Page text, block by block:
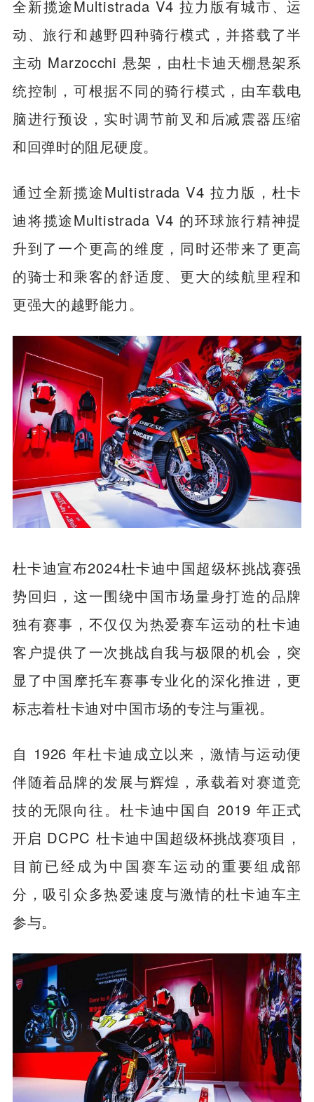
全新揽途Multistrada V4 拉力版有城市、运
动、旅行和越野四种骑行模式，并搭载了半
主动 Marzocchi 悬架，由杜卡迪天棚悬架系
统控制，可根据不同的骑行模式，由车载电
脑进行预设，实时调节前叉和后减震器压缩
和回弹时的阻尼硬度。
通过全新揽途Multistrada V4 拉力版，杜卡
迪将揽途Multistrada V4 的环球旅行精神提
升到了一个更高的维度，同时还带来了更高
的骑士和乘客的舒适度、更大的续航里程和
更强大的越野能力。
杜卡迪宣布2024杜卡迪中国超级杯挑战赛强
势回归，这一围绕中国市场量身打造的品牌
独有赛事，不仅仅为热爱赛车运动的杜卡迪
客户提供了一次挑战自我与极限的机会，突
显了中国摩托车赛事专业化的深化推进，更
标志着杜卡迪对中国市场的专注与重视。
自 1926 年杜卡迪成立以来，激情与运动便
伴随着品牌的发展与辉煌，承载着对赛道竞
技的无限向往。杜卡迪中国自 2019 年正式
开启 DCPC 杜卡迪中国超级杯挑战赛项目，
目前已经成为中国赛车运动的重要组成部
分，吸引众多热爱速度与激情的杜卡迪车主
参与。